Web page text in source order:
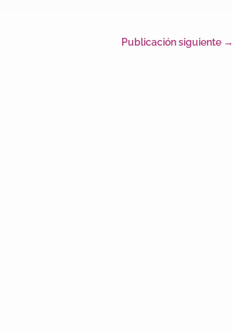
Publicación siguiente →